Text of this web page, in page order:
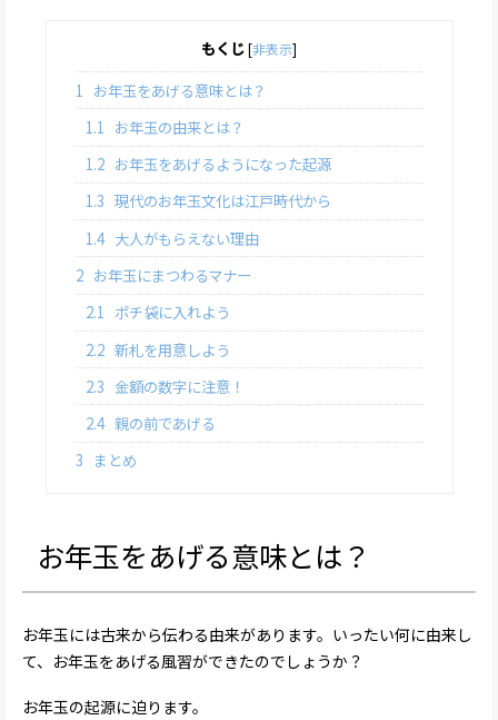
もくじ[非表示]
1
お年玉をあげる意味とは？
1.1 お年玉の由来とは？
1.2 お年玉をあげるようになった起源
1.3 現代のお年玉文化は江戸時代から
1.4 大人がもらえない理由
2 お年玉にまつわるマナー
2.1 ポチ袋に入れよう
2.2 新札を用意しよう
2.3 金額の数字に注意！
2.4 親の前であげる
3
まとめ
お年玉をあげる意味とは？
お年玉には古来から伝わる由来があります。いったい何に由来し
て、お年玉をあげる風習ができたのでしょうか？
お年玉の起源に迫ります。